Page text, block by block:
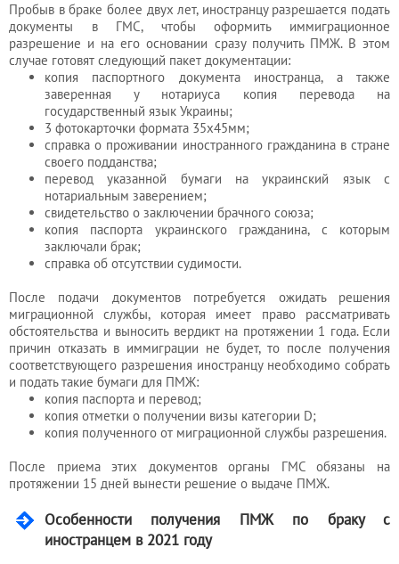
Пробыв в браке более двух лет, иностранцу разрешается подать
документы в ГМС, чтобы оформить иммиграционное
разрешение и на его основании сразу получить ПМЖ. В этом
случае готовят следующий пакет документации:
копия паспортного документа иностранца, а также
заверенная у нотариуса копия перевода на
государственный язык Украины;
3 фотокарточки формата 35х45мм;
справка о проживании иностранного гражданина в стране
своего подданства;
перевод указанной бумаги на украинский язык с
нотариальным заверением;
свидетельство о заключении брачного союза;
копия паспорта украинского гражданина, с которым
заключали брак;
справка об отсутствии судимости.
После подачи документов потребуется ожидать решения
миграционной службы, которая имеет право рассматривать
обстоятельства и выносить вердикт на протяжении 1 года. Если
причин отказать в иммиграции не будет, то после получения
соответствующего разрешения иностранцу необходимо собрать
и подать такие бумаги для ПМЖ:
копия паспорта и перевод;
копия отметки о получении визы категории D;
копия полученного от миграционной службы разрешения.
После приема этих документов органы ГМС обязаны на
протяжении 15 дней вынести решение о выдаче ПМЖ.
Особенности получения ПМЖ по браку с
иностранцем в 2021 году